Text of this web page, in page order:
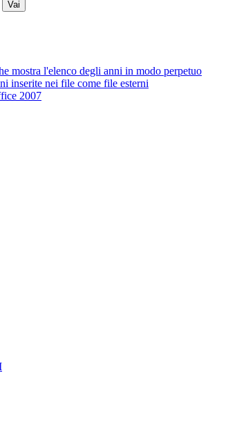
Vai
mostra l'elenco degli anni in modo perpetuo
inserite nei file come file esterni
2007